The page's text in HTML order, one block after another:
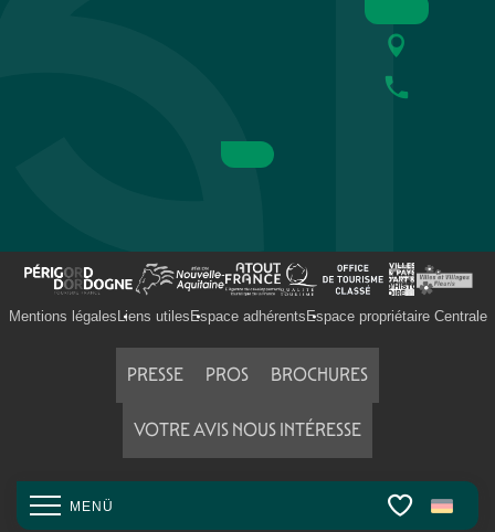
MENÜ
Mentions légales Liens utiles Espace adhérents Espace propriétaire Centrale
PRESSE PROS BROCHURES
VOTRE AVIS NOUS INTÉRESSE